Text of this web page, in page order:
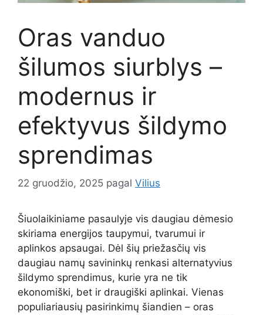
Oras vanduo
šilumos siurblys –
modernus ir
efektyvus šildymo
sprendimas
22 gruodžio, 2025 pagal Vilius
Šiuolaikiniame pasaulyje vis daugiau dėmesio
skiriama energijos taupymui, tvarumui ir
aplinkos apsaugai. Dėl šių priežasčių vis
daugiau namų savininkų renkasi alternatyvius
šildymo sprendimus, kurie yra ne tik
ekonomiški, bet ir draugiški aplinkai. Vienas
populiariausių pasirinkimų šiandien – oras